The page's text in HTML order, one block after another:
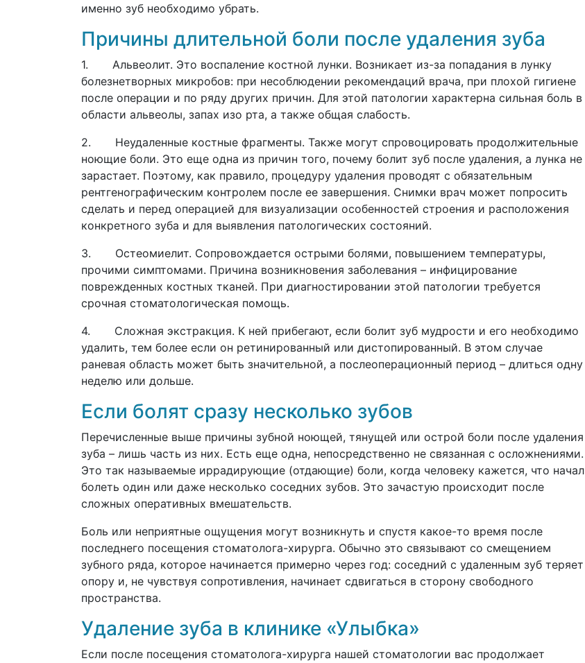
именно зуб необходимо убрать.
Причины длительной боли после удаления зуба
1. Альвеолит. Это воспаление костной лунки. Возникает из-за попадания в лунку
болезнетворных микробов: при несоблюдении рекомендаций врача, при плохой гигиене
после операции и по ряду других причин. Для этой патологии характерна сильная боль в
области альвеолы, запах изо рта, а также общая слабость.
2. Неудаленные костные фрагменты. Также могут спровоцировать продолжительные
ноющие боли. Это еще одна из причин того, почему болит зуб после удаления, а лунка не
зарастает. Поэтому, как правило, процедуру удаления проводят с обязательным
рентгенографическим контролем после ее завершения. Снимки врач может попросить
сделать и перед операцией для визуализации особенностей строения и расположения
конкретного зуба и для выявления патологических состояний.
3. Остеомиелит. Сопровождается острыми болями, повышением температуры,
прочими симптомами. Причина возникновения заболевания – инфицирование
поврежденных костных тканей. При диагностировании этой патологии требуется
срочная стоматологическая помощь.
4. Сложная экстракция. К ней прибегают, если болит зуб мудрости и его необходимо
удалить, тем более если он ретинированный или дистопированный. В этом случае
раневая область может быть значительной, а послеоперационный период – длиться одну
неделю или дольше.
Если болят сразу несколько зубов
Перечисленные выше причины зубной ноющей, тянущей или острой боли после удаления
зуба – лишь часть из них. Есть еще одна, непосредственно не связанная с осложнениями.
Это так называемые иррадирующие (отдающие) боли, когда человеку кажется, что начал
болеть один или даже несколько соседних зубов. Это зачастую происходит после
сложных оперативных вмешательств.
Боль или неприятные ощущения могут возникнуть и спустя какое-то время после
последнего посещения стоматолога-хирурга. Обычно это связывают со смещением
зубного ряда, которое начинается примерно через год: соседний с удаленным зуб теряет
опору и, не чувствуя сопротивления, начинает сдвигаться в сторону свободного
пространства.
Удаление зуба в клинике «Улыбка»
Если после посещения стоматолога-хирурга нашей стоматологии вас продолжает